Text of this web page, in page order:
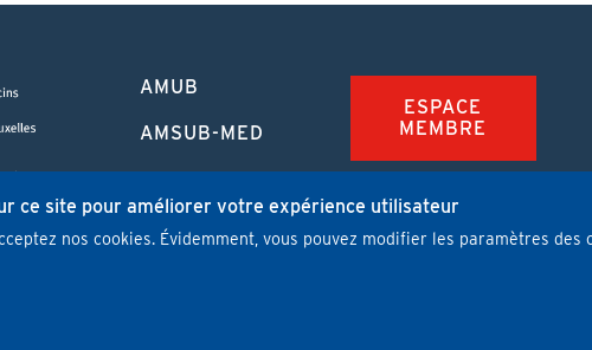
PIED
PAGE
AMUB
AMSUB-MED
FORMATION
CONTINUE
REVUE MÉDICALE
ESPACE
MEMBRE
FAQ
JOBS
ce site pour améliorer votre expérience utilisateur
nos cookies. Évidemment, vous pouvez modifier les paramètres des